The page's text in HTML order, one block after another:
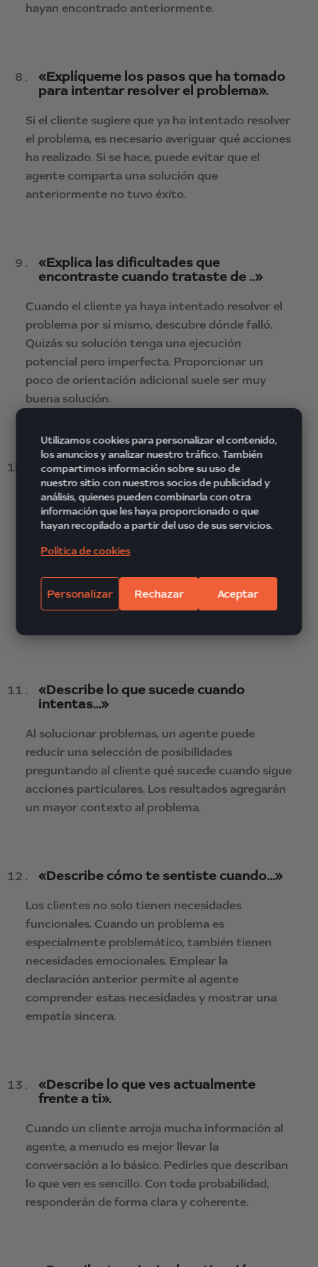
hayan encontrado anteriormente.
«Explíqueme los pasos que ha tomado
para intentar resolver el problema».
Si el cliente sugiere que ya ha intentado resolver
el problema, es necesario averiguar qué acciones
ha realizado. Si se hace, puede evitar que el
agente comparta una solución que
anteriormente no tuvo éxito.
«Explica las dificultades que
encontraste cuando trataste de ..»
Cuando el cliente ya haya intentado resolver el
problema por sí mismo, descubre dónde falló.
Quizás su solución tenga una ejecución
potencial pero imperfecta. Proporcionar un
poco de orientación adicional suele ser muy
buena solución.
«¿Qué características de nuestro
servicio te gustan más?»
Las preguntas de TED con frecuencia ayudan a
los agentes cuando se trata de clientes
indecisos. El ejemplo anterior ayuda a descubrir
puede utilizarlas para guiar al cliente hacia la
solución más adecuada o un producto que le
«Describe lo que sucede cuando
intentas…»
Al solucionar problemas, un agente puede
reducir una selección de posibilidades
preguntando al cliente qué sucede cuando sigue
acciones particulares. Los resultados agregarán
un mayor contexto al problema.
«Describe cómo te sentiste cuando…»
Los clientes no solo tienen necesidades
funcionales. Cuando un problema es
especialmente problemático, también tienen
necesidades emocionales. Emplear la
declaración anterior permite al agente
comprender estas necesidades y mostrar una
empatía sincera.
«Describe lo que ves actualmente
frente a ti».
Cuando un cliente arroja mucha información al
agente, a menudo es mejor llevar la
conversación a lo básico. Pedirles que describan
lo que ven es sencillo. Con toda probabilidad,
responderán de forma clara y coherente.
Utilizamos cookies para personalizar el contenido,
los anuncios y analizar nuestro tráfico. También
compartimos información sobre su uso de
nuestro sitio con nuestros socios de publicidad y
análisis, quienes pueden combinarla con otra
información que les haya proporcionado o que
hayan recopilado a partir del uso de sus servicios.
Política de cookies
Personalizar Rechazar Aceptar